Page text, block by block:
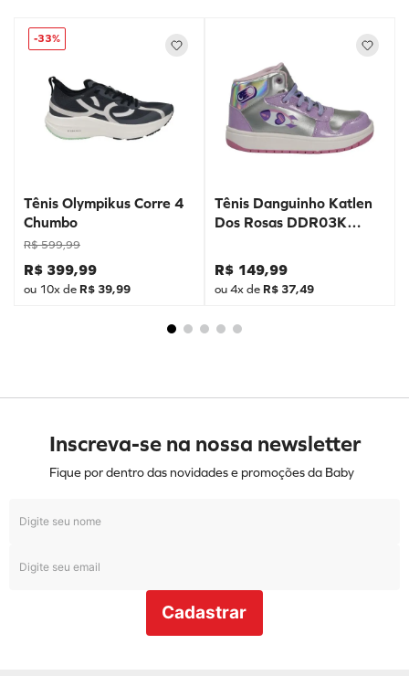
-33%
Tênis Olympikus Corre 4
Chumbo
R$ 599,99
R$ 399,99
ou 10x de R$ 39,99
Tênis Danguinho Katlen
Dos Rosas DDR03K
R$ 149,99
ou4x de R$ 37,49
Inscreva-se na nossa newsletter
Fique por dentro das novidades e promoções da Baby
Cadastrar